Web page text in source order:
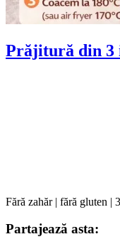
Prăjitură din 3
Fără zahăr | fără gluten |
Partajează asta: